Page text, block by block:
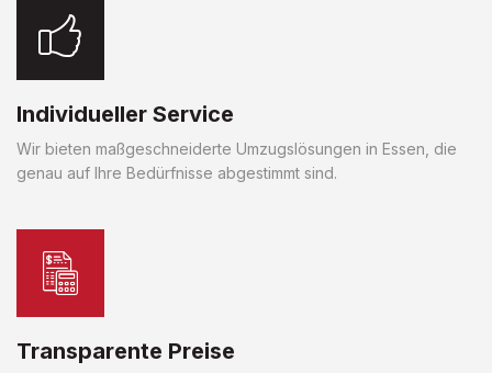
Individueller Service
Wir bieten maßgeschneiderte Umzugslösungen in Essen, die
genau auf Ihre Bedürfnisse abgestimmt sind.
Transparente Preise